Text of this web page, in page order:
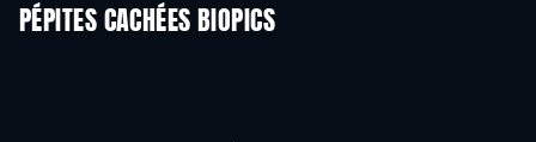
PÉPITES CACHÉES BIOPICS